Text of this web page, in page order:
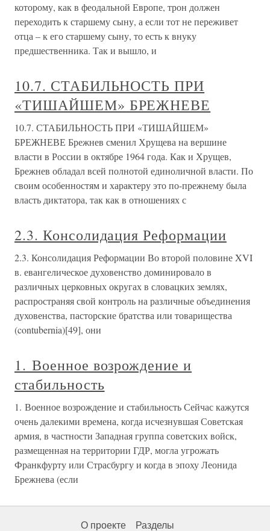
которому, как в феодальной Европе, трон должен
переходить к старшему сыну, а если тот не переживет
отца – к его старшему сыну, то есть к внуку
предшественника. Так и вышло, и
10.7. СТАБИЛЬНОСТЬ ПРИ
«ТИШАЙШЕМ» БРЕЖНЕВЕ
10.7. СТАБИЛЬНОСТЬ ПРИ «ТИШАЙШЕМ»
БРЕЖНЕВЕ Брежнев сменил Хрущева на вершине
власти в России в октябре 1964 года. Как и Хрущев,
Брежнев обладал всей полнотой единоличной власти. По
своим особенностям и характеру это по-прежнему была
власть диктатора, так как в отношениях с
2.3. Консолидация Реформации
2.3. Консолидация Реформации Во второй половине XVI
в. евангелическое духовенство доминировало в
различных церковных округах в словацких землях,
распространяя свой контроль на различные объединения
духовенства, пасторские братства или товарищества
(contubernia)[49], они
1. Военное возрождение и
стабильность
1. Военное возрождение и стабильность Сейчас кажутся
очень далекими времена, когда исчезнувшая Советская
армия, в частности Западная группа советских войск,
размещенная на территории ГДР, могла угрожать
Франкфурту или Страсбургу и когда в эпоху Леонида
Брежнева (если
О проекте Разделы